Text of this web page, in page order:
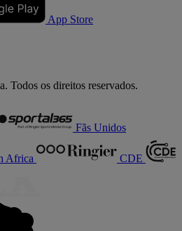
App Store
Todos os direitos reservados.
Fãs Unidos
Africa CDE